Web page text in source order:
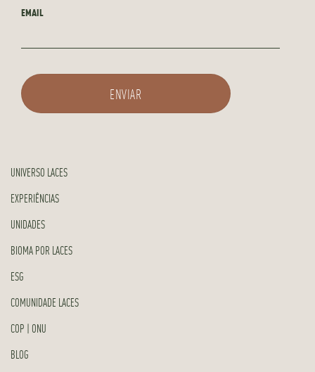
EMAIL
UNIVERSO LACES
EXPERIÊNCIAS
UNIDADES
BIOMA POR LACES
ESG
COMUNIDADE LACES
COP | ONU
BLOG